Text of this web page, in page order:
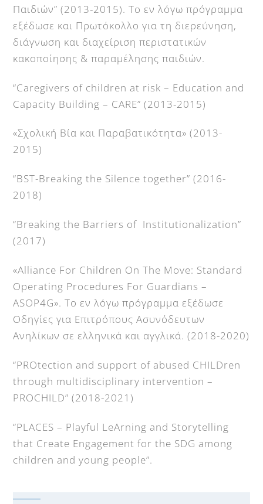
Παιδιών” (2013-2015). Το εν λόγω πρόγραμμα
εξέδωσε και Πρωτόκολλο για τη διερεύνηση,
διάγνωση και διαχείριση περιστατικών
κακοποίησης & παραμέλησης παιδιών.
“Caregivers of children at risk – Education and
Capacity Building – CARE” (2013-2015)
«Σχολική Βία και Παραβατικότητα» (2013-
2015)
“BST-Breaking the Silence together” (2016-
2018)
“Breaking the Barriers of Institutionalization”
(2017)
«Alliance For Children On The Move: Standard
Operating Procedures For Guardians –
ASOP4G». Το εν λόγω πρόγραμμα εξέδωσε
Οδηγίες για Επιτρόπους Ασυνόδευτων
Ανηλίκων σε ελληνικά και αγγλικά. (2018-2020)
“PROtection and support of abused CHILDren
through multidisciplinary intervention –
PROCHILD” (2018-2021)
“PLACES – Playful LeArning and Storytelling
that Create Engagement for the SDG among
children and young people”.